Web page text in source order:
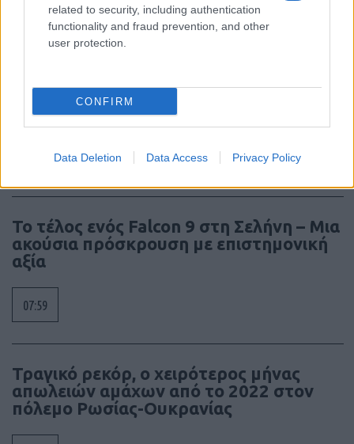
related to security, including authentication
functionality and fraud prevention, and other
user protection.
CONFIRM
Data Deletion Data Access Privacy Policy
υπερβολικά κοντά σε αεροπλάνο της
γραμμής
Το τέλος ενός Falcon 9 στη Σελήνη – Μια
ακούσια πρόσκρουση με επιστημονική
αξία
07:59
Τραγικό ρεκόρ, ο χειρότερος μήνας
απωλειών αμάχων από το 2022 στον
πόλεμο Ρωσίας-Ουκρανίας